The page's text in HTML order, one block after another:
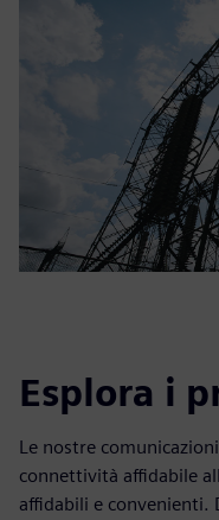
Esplora i
Le nostre
connettività affidabile
affidabili e convenienti.